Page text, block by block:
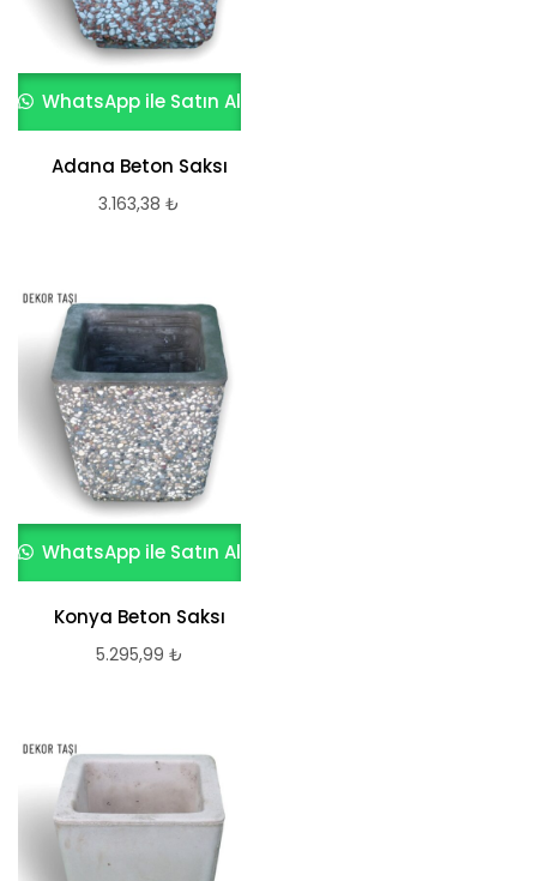
WhatsApp ile Satın Al
Adana Beton Saksı
3.163,38 ₺
WhatsApp ile Satın Al
Konya Beton Saksı
5.295,99 ₺